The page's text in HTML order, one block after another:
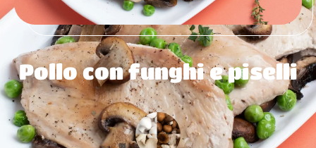
Pollo con funghi e piselli